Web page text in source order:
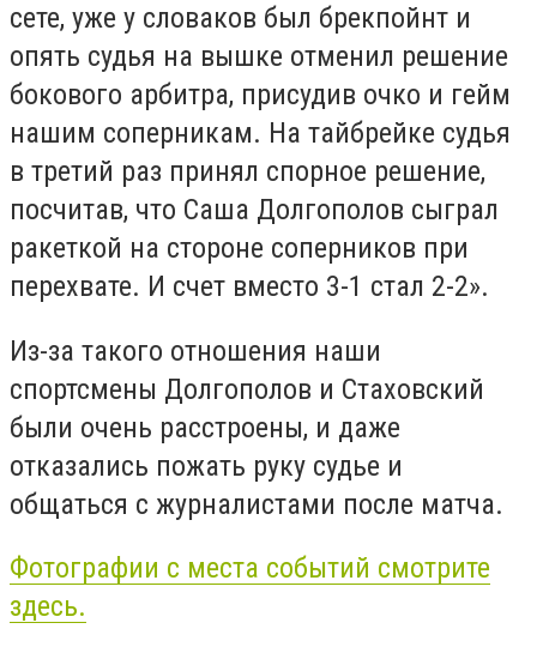
сете, уже у словаков был брекпойнт и
опять судья на вышке отменил решение
бокового арбитра, присудив очко и гейм
нашим соперникам. На тайбрейке судья
в третий раз принял спорное решение,
посчитав, что Саша Долгополов сыграл
ракеткой на стороне соперников при
перехвате. И счет вместо 3-1 стал 2-2».
Из-за такого отношения наши
спортсмены Долгополов и Стаховский
были очень расстроены, и даже
отказались пожать руку судье и
общаться с журналистами после матча.
Фотографии с места событий смотрите
здесь.